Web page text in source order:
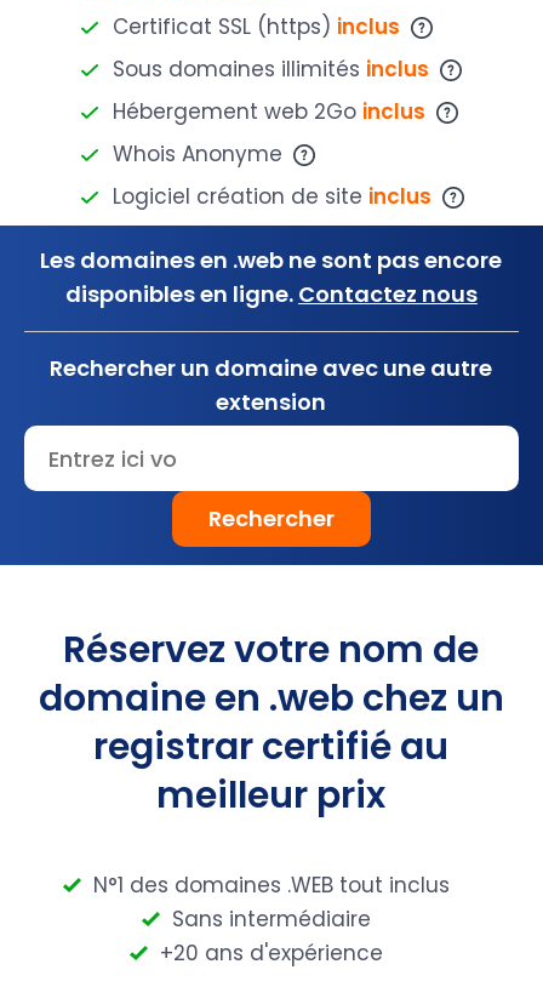
Certificat SSL (https) inclus
Sous domaines illimités inclus
Hébergement web 2Go inclus
Whois Anonyme
Logiciel création de site inclus
Les domaines en .web ne sont pas encore
disponibles en ligne. Contactez nous
Rechercher un domaine avec une autre
extension
Rechercher
Réservez votre nom de
domaine en .web chez un
registrar certifié au
meilleur prix
N°1 des domaines .WEB tout inclus
Sans intermédiaire
+20 ans d'expérience